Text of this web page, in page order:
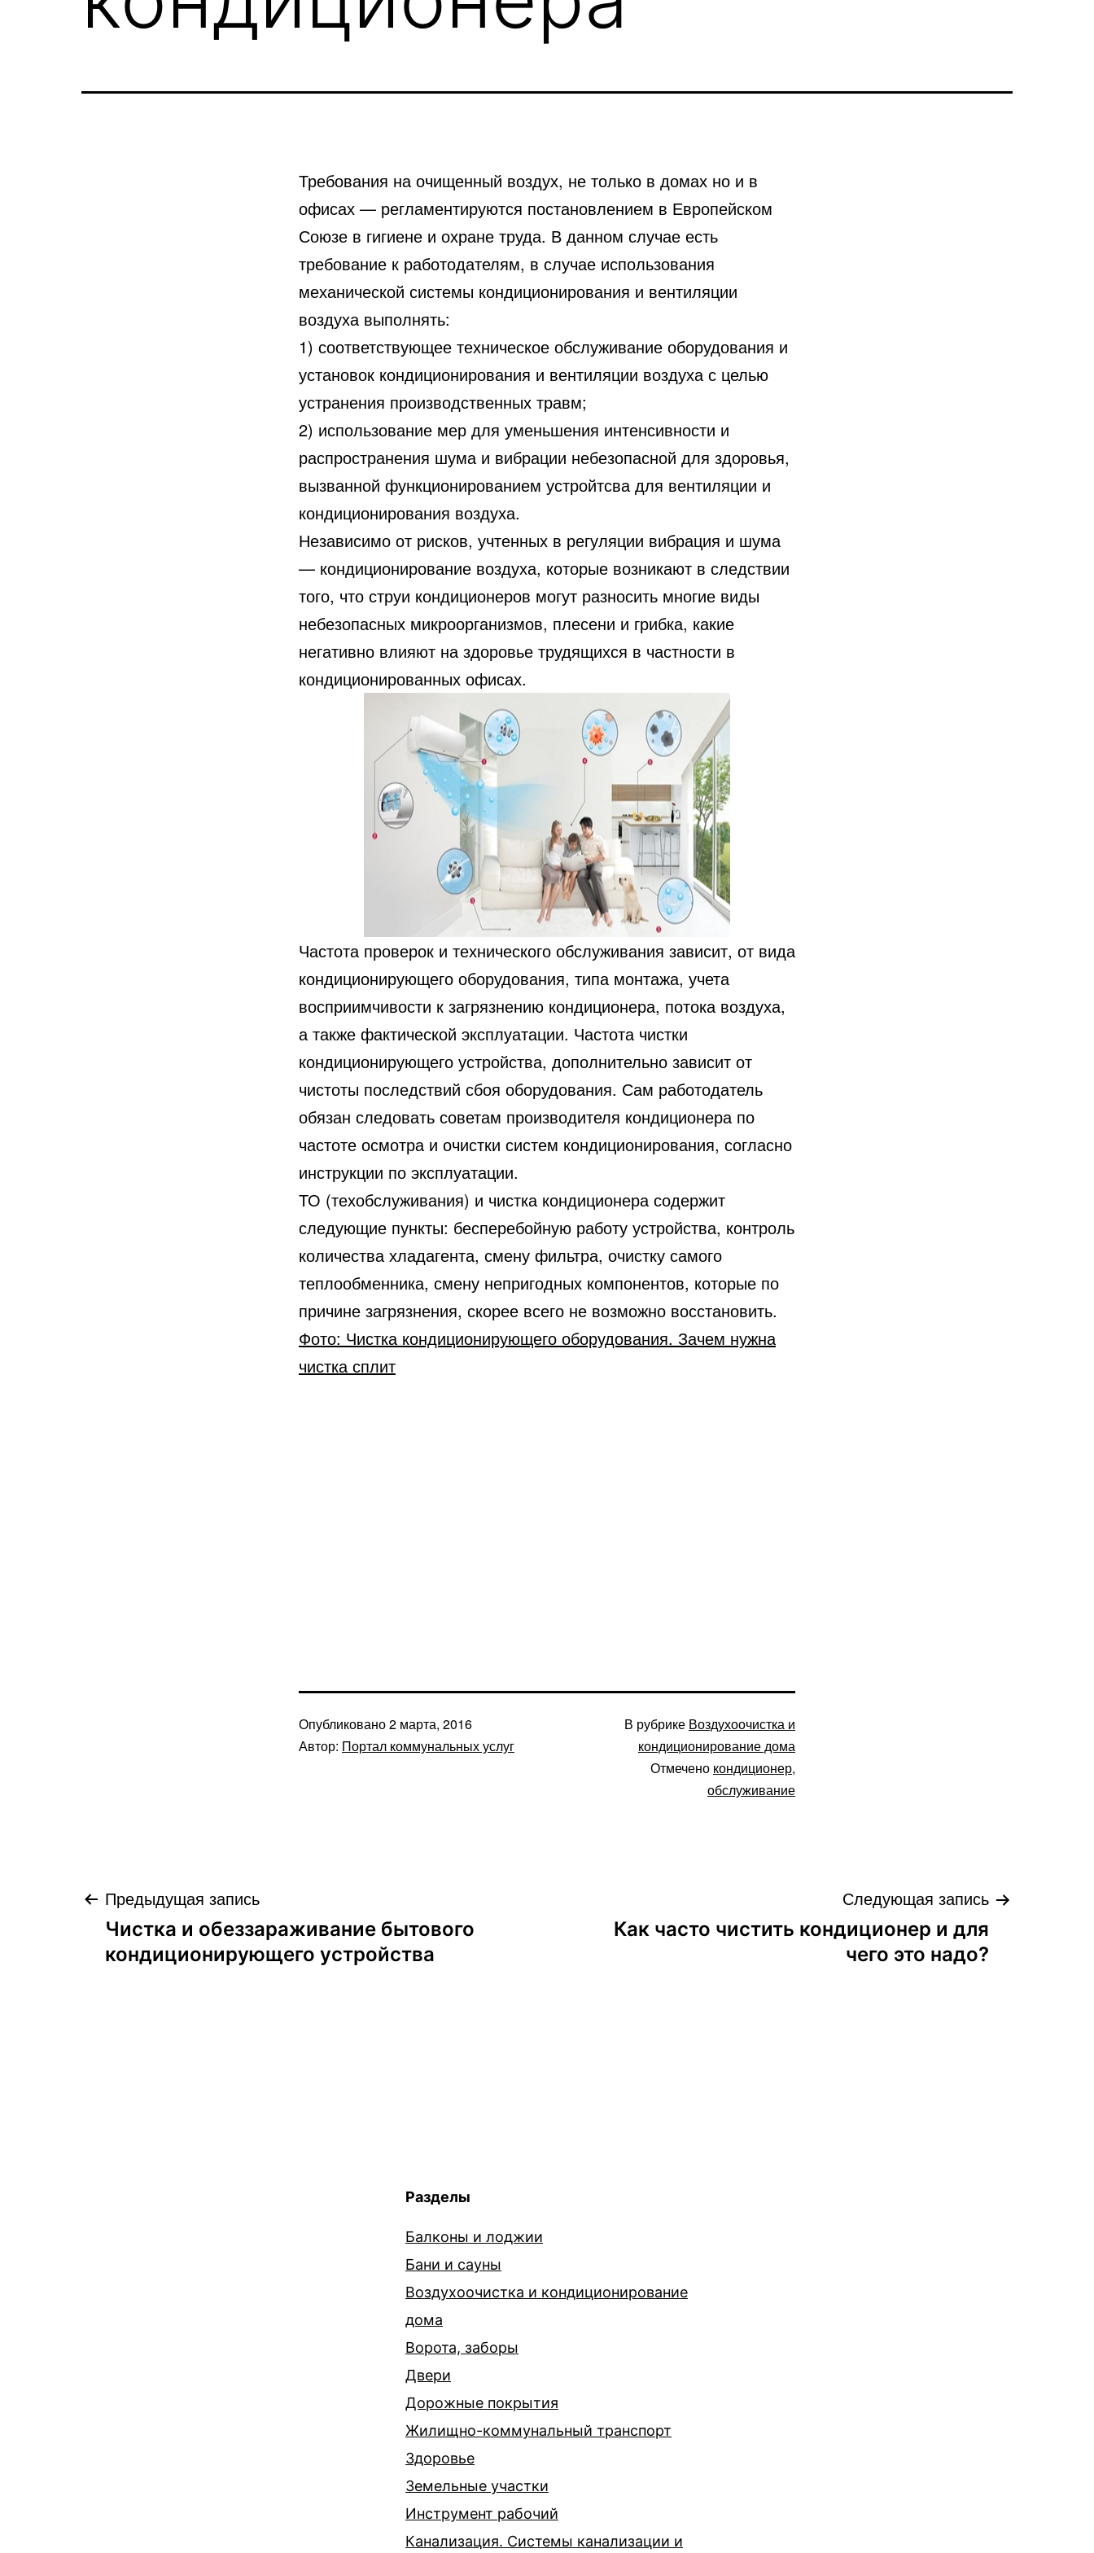
Требования на очищенный воздух, не только в домах но и в
офисах — регламентируются постановлением в Европейском
Союзе в гигиене и охране труда. В данном случае есть
требование к работодателям, в случае использования
механической системы кондиционирования и вентиляции
воздуха выполнять:
1) соответствующее техническое обслуживание оборудования и
установок кондиционирования и вентиляции воздуха с целью
устранения производственных травм;
2) использование мер для уменьшения интенсивности и
распространения шума и вибрации небезопасной для здоровья,
вызванной функционированием устройтсва для вентиляции и
кондиционирования воздуха.
Независимо от рисков, учтенных в регуляции вибрация и шума
— кондиционирование воздуха, которые возникают в следствии
того, что струи кондиционеров могут разносить многие виды
небезопасных микроорганизмов, плесени и грибка, какие
негативно влияют на здоровье трудящихся в частности в
кондиционированных офисах.
Частота проверок и технического обслуживания зависит, от вида
кондиционирующего оборудования, типа монтажа, учета
восприимчивости к загрязнению кондиционера, потока воздуха,
а также фактической эксплуатации. Частота чистки
кондиционирующего устройства, дополнительно зависит от
чистоты последствий сбоя оборудования. Сам работодатель
обязан следовать советам производителя кондиционера по
частоте осмотра и очистки систем кондиционирования, согласно
инструкции по эксплуатации.
ТО (техобслуживания) и чистка кондиционера содержит
следующие пункты: бесперебойную работу устройства, контроль
количества хладагента, смену фильтра, очистку самого
теплообменника, смену непригодных компонентов, которые по
причине загрязнения, скорее всего не возможно восстановить.
Фото: Чистка кондиционирующего оборудования. Зачем нужна
чистка сплит
Опубликовано2 марта, 2016
Автор: Портал коммунальных услуг
В рубрике Воздухоочистка и
кондиционирование дома
Отмечено кондиционер,
обслуживание
Навигация
по
Предыдущая запись
Чистка и обеззараживание бытового
кондиционирующего устройства
Следующая запись
Как часто чистить кондиционер и для
чего это надо?
Разделы
Балконы и лоджии
Бани и сауны
Воздухоочистка и кондиционирование
дома
Ворота, заборы
Двери
Дорожные покрытия
Жилищно-коммунальный транспорт
Здоровье
Земельные участки
Инструмент рабочий
Канализация. Системы канализации и